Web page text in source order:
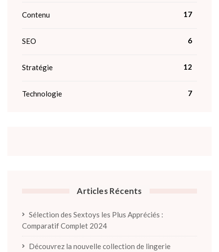
Contenu 17
SEO 6
Stratégie 12
Technologie 7
Articles Récents
Sélection des Sextoys les Plus Appréciés :
Comparatif Complet 2024
Découvrez la nouvelle collection de lingerie